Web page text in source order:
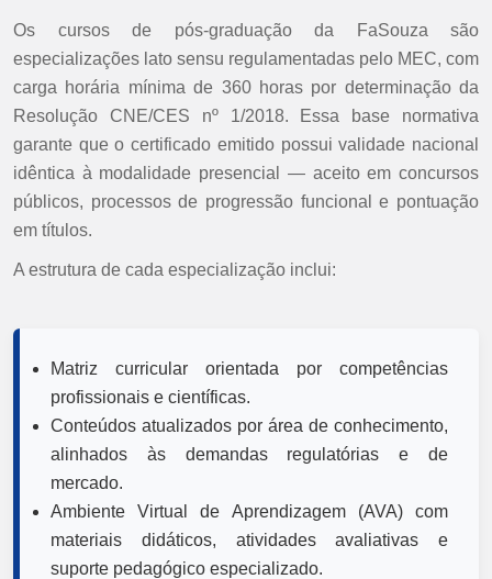
Os cursos de pós-graduação da FaSouza são
especializações lato sensu regulamentadas pelo MEC, com
carga horária mínima de 360 horas por determinação da
Resolução CNE/CES nº 1/2018. Essa base normativa
garante que o certificado emitido possui validade nacional
idêntica à modalidade presencial — aceito em concursos
públicos, processos de progressão funcional e pontuação
em títulos.
A estrutura de cada especialização inclui:
Matriz curricular orientada por competências
profissionais e científicas.
Conteúdos atualizados por área de conhecimento,
alinhados às demandas regulatórias e de
mercado.
Ambiente Virtual de Aprendizagem (AVA) com
materiais didáticos, atividades avaliativas e
suporte pedagógico especializado.